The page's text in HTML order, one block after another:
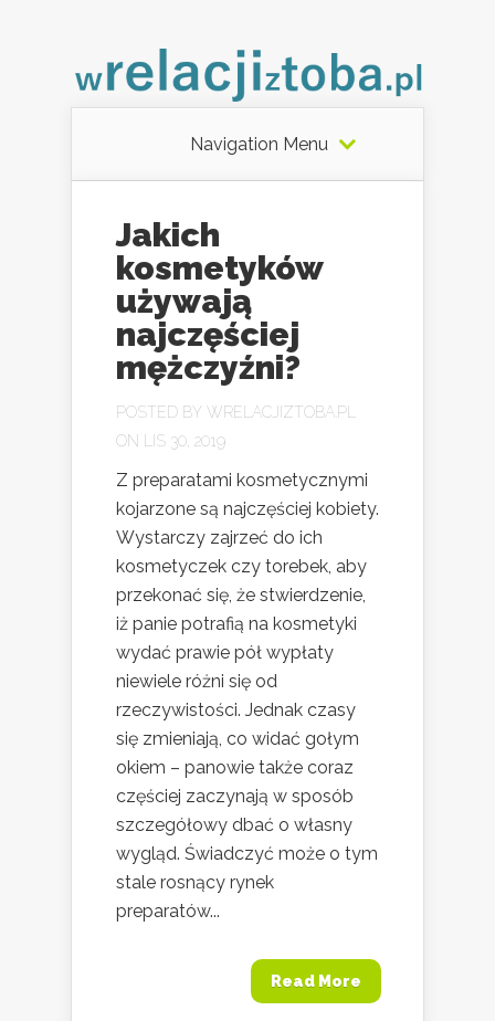
Navigation Menu
Jakich
kosmetyków
używają
najczęściej
mężczyźni?
POSTED BY WRELACJIZTOBA.PL
ON LIS 30, 2019
Z preparatami kosmetycznymi
kojarzone są najczęściej kobiety.
Wystarczy zajrzeć do ich
kosmetyczek czy torebek, aby
przekonać się, że stwierdzenie,
iż panie potrafią na kosmetyki
wydać prawie pół wypłaty
niewiele różni się od
rzeczywistości. Jednak czasy
się zmieniają, co widać gołym
okiem – panowie także coraz
częściej zaczynają w sposób
szczegółowy dbać o własny
wygląd. Świadczyć może o tym
stale rosnący rynek
preparatów...
Read More